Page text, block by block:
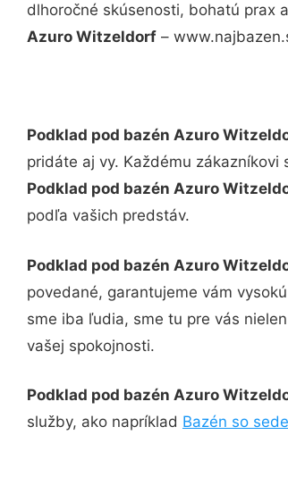
dlhoročné skúsenosti, bohatú prax
Azuro Witzeldorf –
Podklad pod bazén Azuro
pridáte aj vy. Každému
Podklad pod bazén Azuro
podľa vašich predstáv.
Podklad pod bazén Azuro
povedané, garantujeme vám
sme iba ľudia, sme tu pre vás
vašej spokojnosti.
Podklad pod bazén Azuro
služby, ako napríklad Bazén so